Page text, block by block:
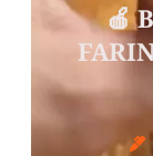
🍎